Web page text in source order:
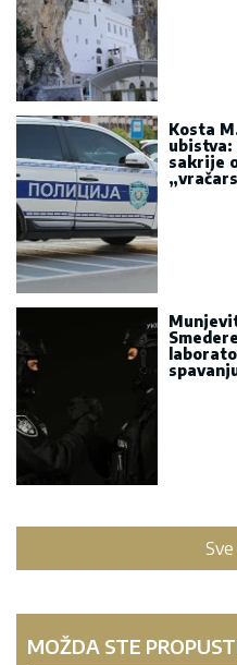
Kosta
ubistva:
sakrije
MOŽDA STE